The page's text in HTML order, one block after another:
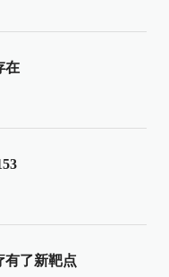
在
有了新靶点